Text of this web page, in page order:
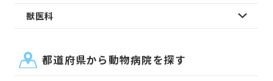
獣医科
都道府県から動物病院を探す